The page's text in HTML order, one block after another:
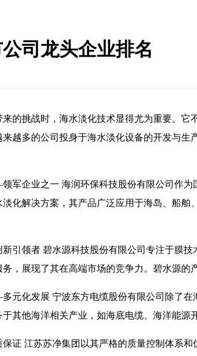
司龙头企业排名
的挑战时，海水淡化技术显得尤为重要。
越多的公司投身于海水淡化设备的开发与
军企业之一 海润环保科技股份有限公司作
化解决方案，其产品广泛应用于海岛、船
引领者 碧水源科技股份有限公司专注于膜
，展现了其在高端市场的竞争力。碧水源
元化发展 宁波东方电缆股份有限公司除了
其他海洋相关产业，如海底电缆、海洋能源
证 江苏苏净集团以其严格的质量控制体系